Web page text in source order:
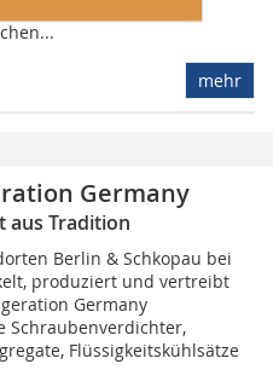
mehr
Germany
aus Tradition
Berlin & Schkopau bei
produziert und vertreibt
Germany
Schraubenverdichter,
Flüssigkeitskühlsätze